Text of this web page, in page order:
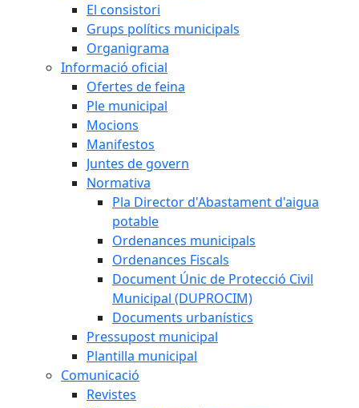
El consistori
Grups polítics municipals
Organigrama
Informació oficial
Ofertes de feina
Ple municipal
Mocions
Manifestos
Juntes de govern
Normativa
Pla Director d'Abastament d'aigua
potable
Ordenances municipals
Ordenances Fiscals
Document Únic de Protecció Civil
Municipal (DUPROCIM)
Documents urbanístics
Pressupost municipal
Plantilla municipal
Comunicació
Revistes